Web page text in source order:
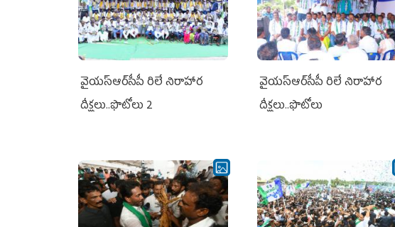
వైయ‌స్ఆర్‌సీపీ రిలే నిరాహార
దీక్షలు..ఫొటోలు 2
వైయ‌స్ఆర్‌సీపీ రిలే నిరాహార
దీక్షలు..ఫొటోలు